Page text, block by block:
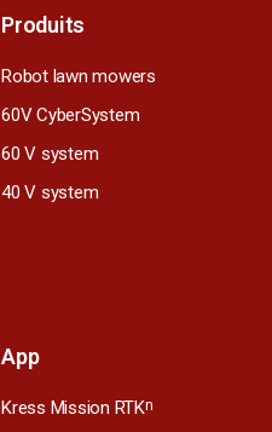
Produits
Robot lawn mowers
60V CyberSystem
60 V system
40 V system
App
Kress Mission RTKn